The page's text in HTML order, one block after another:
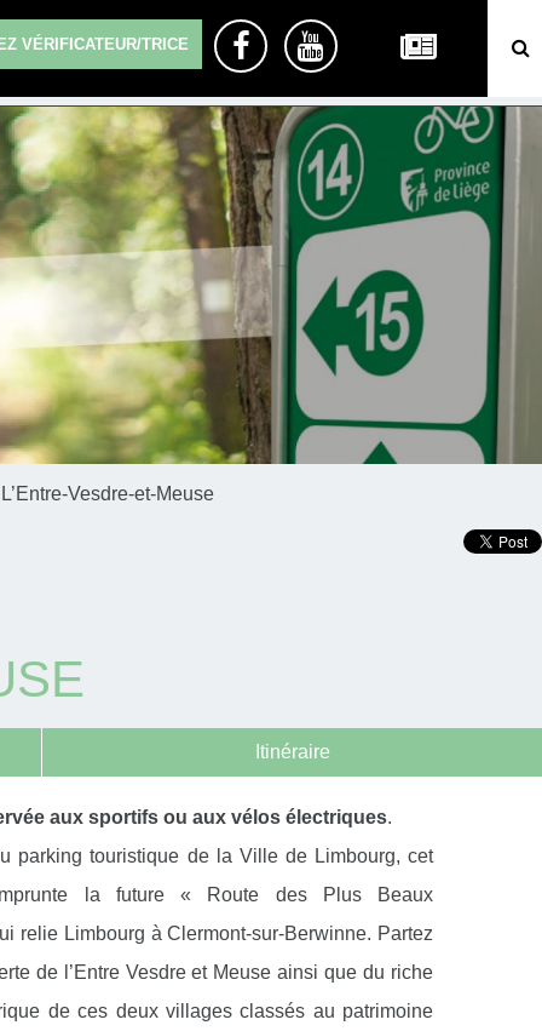
VÉRIFICATEUR/TRICE
L’Entre-Vesdre-et-Meuse
Itinéraire
aux sportifs ou aux vélos électriques.
parking touristique de la Ville de Limbourg, cet
la future « Route des Plus Beaux
relie Limbourg à Clermont-sur-Berwinne. Partez
de l’Entre Vesdre et Meuse ainsi que du riche
de ces deux villages classés au patrimoine